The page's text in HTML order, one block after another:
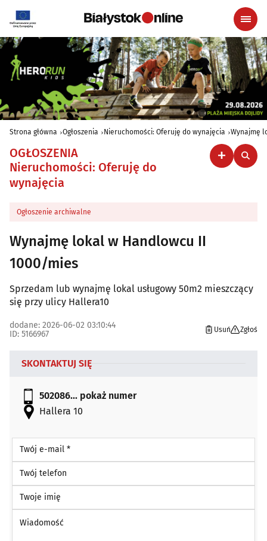
Strona główna Ogłoszenia Nieruchomości: Oferuję do wynajęcia Wynajmę
OGŁOSZENIA
Nieruchomości: Oferuję do
wynajęcia
Ogłoszenie archiwalne
Wynajmę lokal w Handlowcu II
1000/mies
Sprzedam lub wynajmę lokal usługowy 50m2 mieszczący
się przy ulicy Hallera10
dodane: 2026-06-02 03:10:44
ID: 5166967
Usuń Zgłoś
SKONTAKTUJ SIĘ
502086... pokaż numer
Hallera 10
Twój e-mail *
Twój telefon
Twoje imię